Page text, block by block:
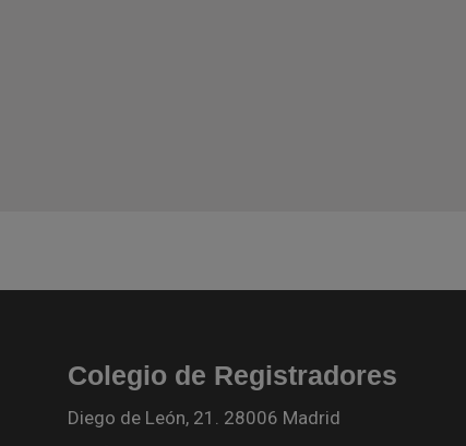
Colegio de Registradores
Diego de León, 21. 28006 Madrid